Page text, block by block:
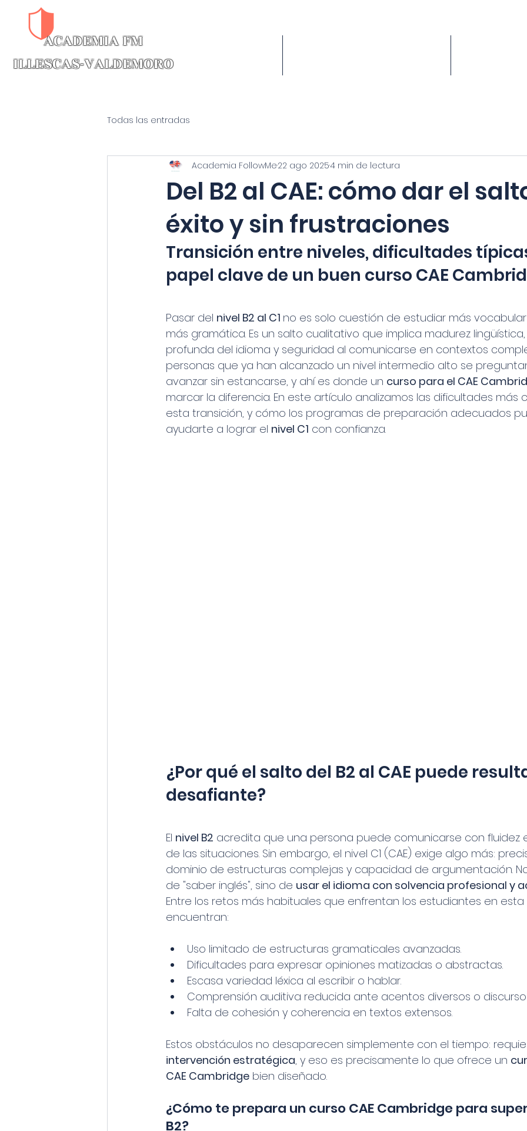
ACADEMIA FM​
ILLESCAS-VALDEMOROCAMBRIDGE INTENSIVOS B1-C1
Todas las entradas
Del B2 al CAE: cómo dar el
éxito y sin frustraciones
Academia FollowMe22 ago 20254 min de lectura
Transición entre niveles, dificultades
papel clave de un buen curso CAE
Pasar del nivel B2 al C1 no es solo cuestión de estudiar más
más gramática. Es un salto cualitativo que implica madurez
profunda del idioma y seguridad al comunicarse en contextos
personas que ya han alcanzado un nivel intermedio alto se
avanzar sin estancarse, y ahí es donde un curso para el CAE
marcar la diferencia. En este artículo analizamos las dificultades más
esta transición, y cómo los programas de preparación adecuados
ayudarte a lograr el nivel C1 con confianza.
¿Por qué el salto del B2 al CAE puede
desafiante?
El nivel B2 acredita que una persona puede comunicarse con fluidez
de las situaciones. Sin embargo, el nivel C1 (CAE) exige algo más:
dominio de estructuras complejas y capacidad de argumentación.
de "saber inglés", sino de usar el idioma con solvencia profesional y
Entre los retos más habituales que enfrentan los estudiantes en
encuentran:
Uso limitado de estructuras gramaticales avanzadas.
Dificultades para expresar opiniones matizadas o abstractas.
Escasa variedad léxica al escribir o hablar.
Comprensión auditiva reducida ante acentos diversos o
Falta de cohesión y coherencia en textos extensos.
Estos obstáculos no desaparecen simplemente con el tiempo:
intervención estratégica, y eso es precisamente lo que ofrece un
CAE Cambridge bien diseñado.
¿Cómo te prepara un curso CAE Cambridge para
B2?